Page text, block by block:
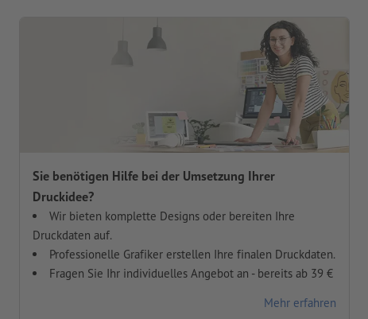
Sie benötigen Hilfe bei der Umsetzung Ihrer
Druckidee?
Wir bieten komplette Designs oder bereiten Ihre
Druckdaten auf.
Professionelle Grafiker erstellen Ihre finalen Druckdaten.
Fragen Sie Ihr individuelles Angebot an - bereits ab 39 €
Mehr erfahren